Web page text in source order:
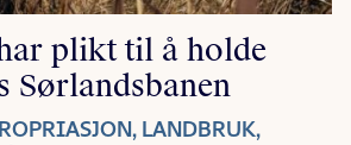
plikt til å holde
Sørlandsbanen
LANDBRUK,